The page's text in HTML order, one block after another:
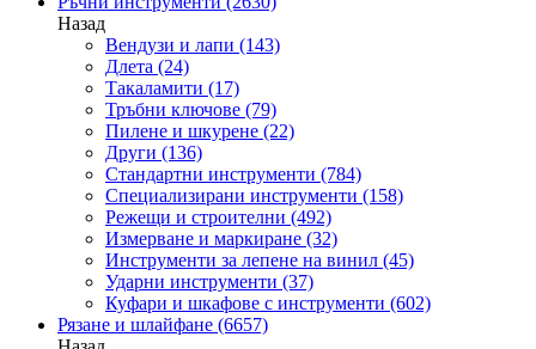
Назад
Вендузи и лапи (143)
Длета (24)
Такаламити (17)
Тръбни ключове (79)
Пилене и шкурене (22)
Други (136)
Стандартни инструменти (784)
Специализирани инструменти (158)
Режещи и строителни (492)
Измерване и маркиране (32)
Инструменти за лепене на винил (45)
Ударни инструменти (37)
Куфари и шкафове с инструменти (602)
Рязане и шлайфане (6657)